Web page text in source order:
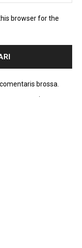
browser for the
brossa.
.